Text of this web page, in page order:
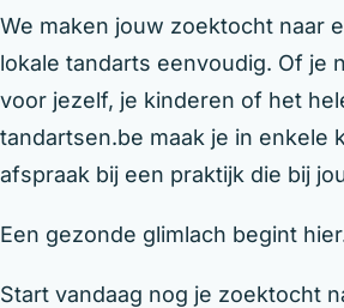
We maken jouw zoektocht naar
lokale tandarts eenvoudig. Of je
voor jezelf, je kinderen of het
tandartsen.be maak je in enkele
afspraak bij een praktijk die bij
Een gezonde glimlach begint
Start vandaag nog je zoektocht